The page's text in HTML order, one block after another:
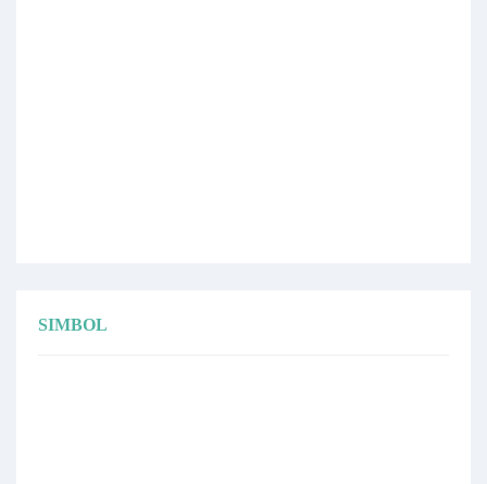
SIMBOL